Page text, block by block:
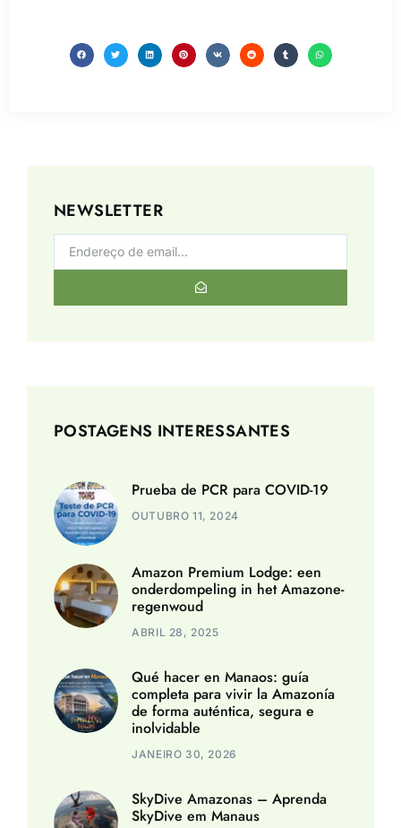
NEWSLETTER
POSTAGENS INTERESSANTES
Prueba de PCR para COVID-19
OUTUBRO 11, 2024
Amazon Premium Lodge: een
onderdompeling in het Amazone-
regenwoud
ABRIL 28, 2025
Qué hacer en Manaos: guía
completa para vivir la Amazonía
de forma auténtica, segura e
inolvidable
JANEIRO 30, 2026
SkyDive Amazonas – Aprenda
SkyDive em Manaus